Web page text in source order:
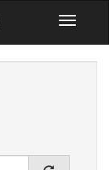
Toggle